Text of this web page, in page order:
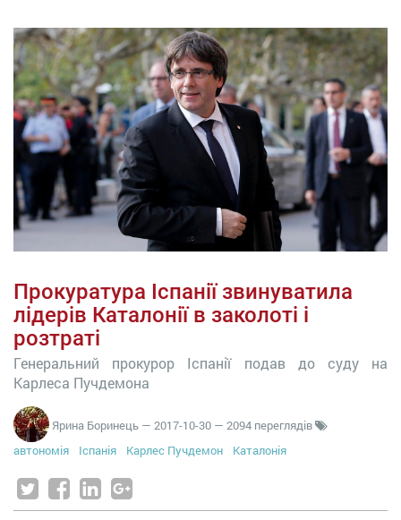
Прокуратура Іспанії звинуватила
лідерів Каталонії в заколоті і
розтраті
Генеральний прокурор Іспанії подав до суду на
Карлеса Пучдемона
Ярина Боринець — 2017-10-30 — 2094 переглядів
автономія
Іспанія Карлес Пучдемон Каталонія